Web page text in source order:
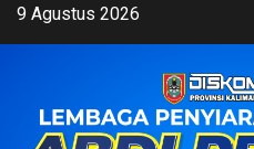
Skip9 Agustus 2026